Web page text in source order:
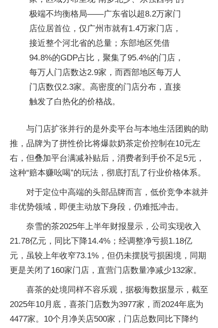
极端不均衡格局——广东省以超8.2万家门
店位居首位，仅广州市就有1.4万家门店，
接近整个河北省的总量；东部地区凭借
94.8%的GDP占比，聚集了95.4%的门店，
每万人门店数达2.9家，而西部地区每万人
门店数仅2.3家。高密度的门店分布，直接
触发了白热化的价格战。
与门店扩张并行的是外卖平台与本地生活团购的助
推，品牌为了拼性价比将爆款奶茶定价控制在10元左
右，但叠加平台满减补贴后，消费者到手价不足5元，
这种“赔本赚吆喝”的玩法，彻底打乱了行业价格体系。
对于定位中高端的头部品牌而言，低价竞争本就并
非优势领域，即便主动放下身段，仍难抵冲击。
奈雪的茶2025年上半年财报显示，公司实现收入
21.78亿元，同比下降14.4%；经调整净亏损1.18亿
元，虽较上年收窄73.1%，但仍未摆脱亏损困境，同期
更是关闭了160家门店，直营门店数量净减少132家。
喜茶的处境同样不容乐观，据极海数据显示，截至
2025年10月底，喜茶门店数为3977家，而2024年底为
4477家。10个月净关店500家，门店总数同比下降约